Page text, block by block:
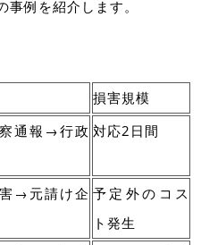
例を紹介します。
損害規模
通報→行政 対応2日間
→元請け企 予定外のコス
ト発生